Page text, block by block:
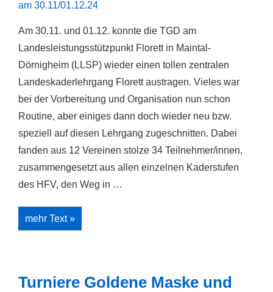
Am 30.11. und 01.12. konnte die TGD am
Landesleistungsstützpunkt Florett in Maintal-
Dörnigheim (LLSP) wieder einen tollen zentralen
Landeskaderlehrgang Florett austragen. Vieles war
bei der Vorbereitung und Organisation nun schon
Routine, aber einiges dann doch wieder neu bzw.
speziell auf diesen Lehrgang zugeschnitten. Dabei
fanden aus 12 Vereinen stolze 34 Teilnehmer/innen,
zusammengesetzt aus allen einzelnen Kaderstufen
des HFV, den Weg in …
Erfolgreicher
zentraler
Landeskaderlehrgang
mehr Text »
Turniere Goldene Maske und